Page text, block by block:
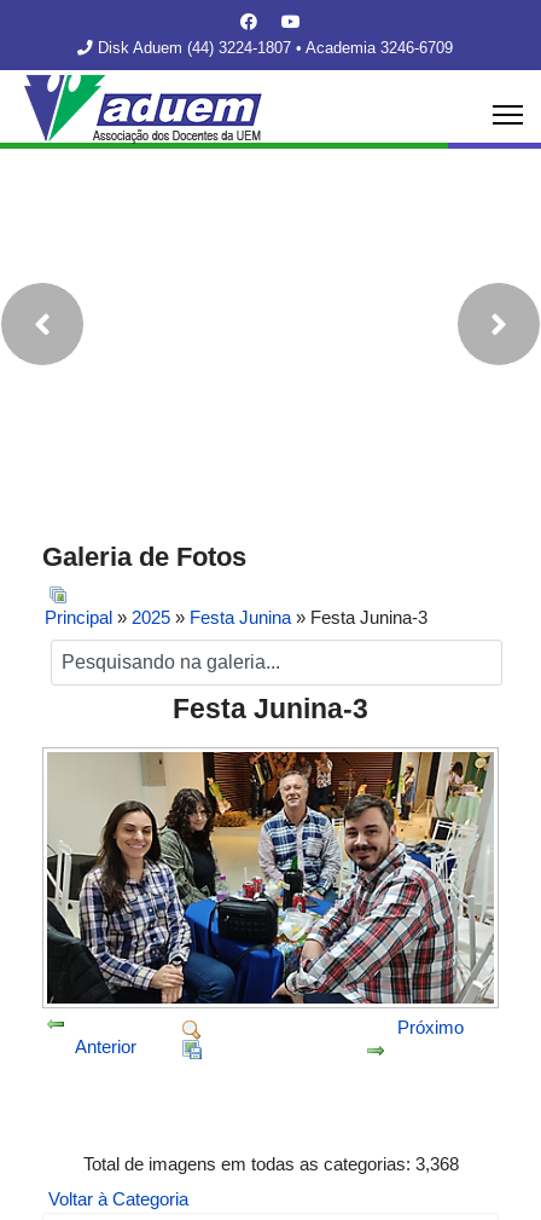
Disk Aduem (44) 3224-1807 • Academia 3246-6709
Galeria de Fotos
Principal » 2025 » Festa Junina » Festa Junina-3
Festa Junina-3
Anterior
Próximo
Total de imagens em todas as categorias: 3,368
Voltar à Categoria